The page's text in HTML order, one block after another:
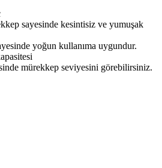
sayesinde kesintisiz ve yumuşak
yoğun kullanıma uygundur.
mürekkep seviyesini görebilirsiniz.